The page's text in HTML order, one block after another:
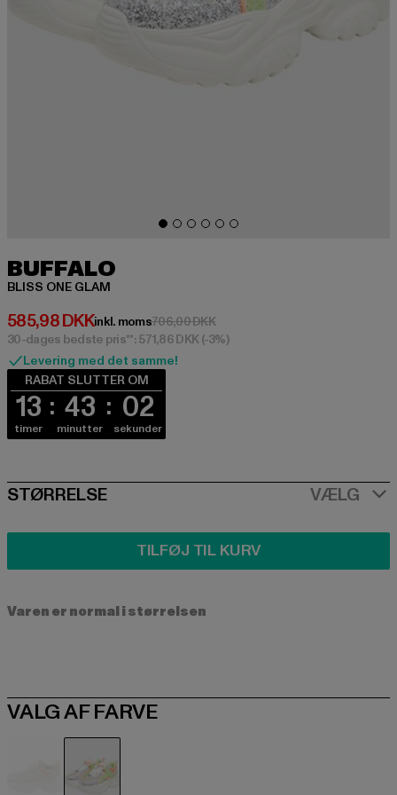
BUFFALO
BLISS ONE GLAM
585,98 DKK
Nuværende pris: 585,98 DKK
inkl. moms706,00 DKKKampagnepris: 706,00 DKK
30-dages bedste pris**: 571,86 DKK(-3%)
Levering med det samme!
RABAT SLUTTER OM
13
timer
43
minutter
02
sekunder
SIZE
STØRRELSE VÆLG
TILFØJ TIL KURV
Varen er normal i størrelsen
VALG AF FARVE